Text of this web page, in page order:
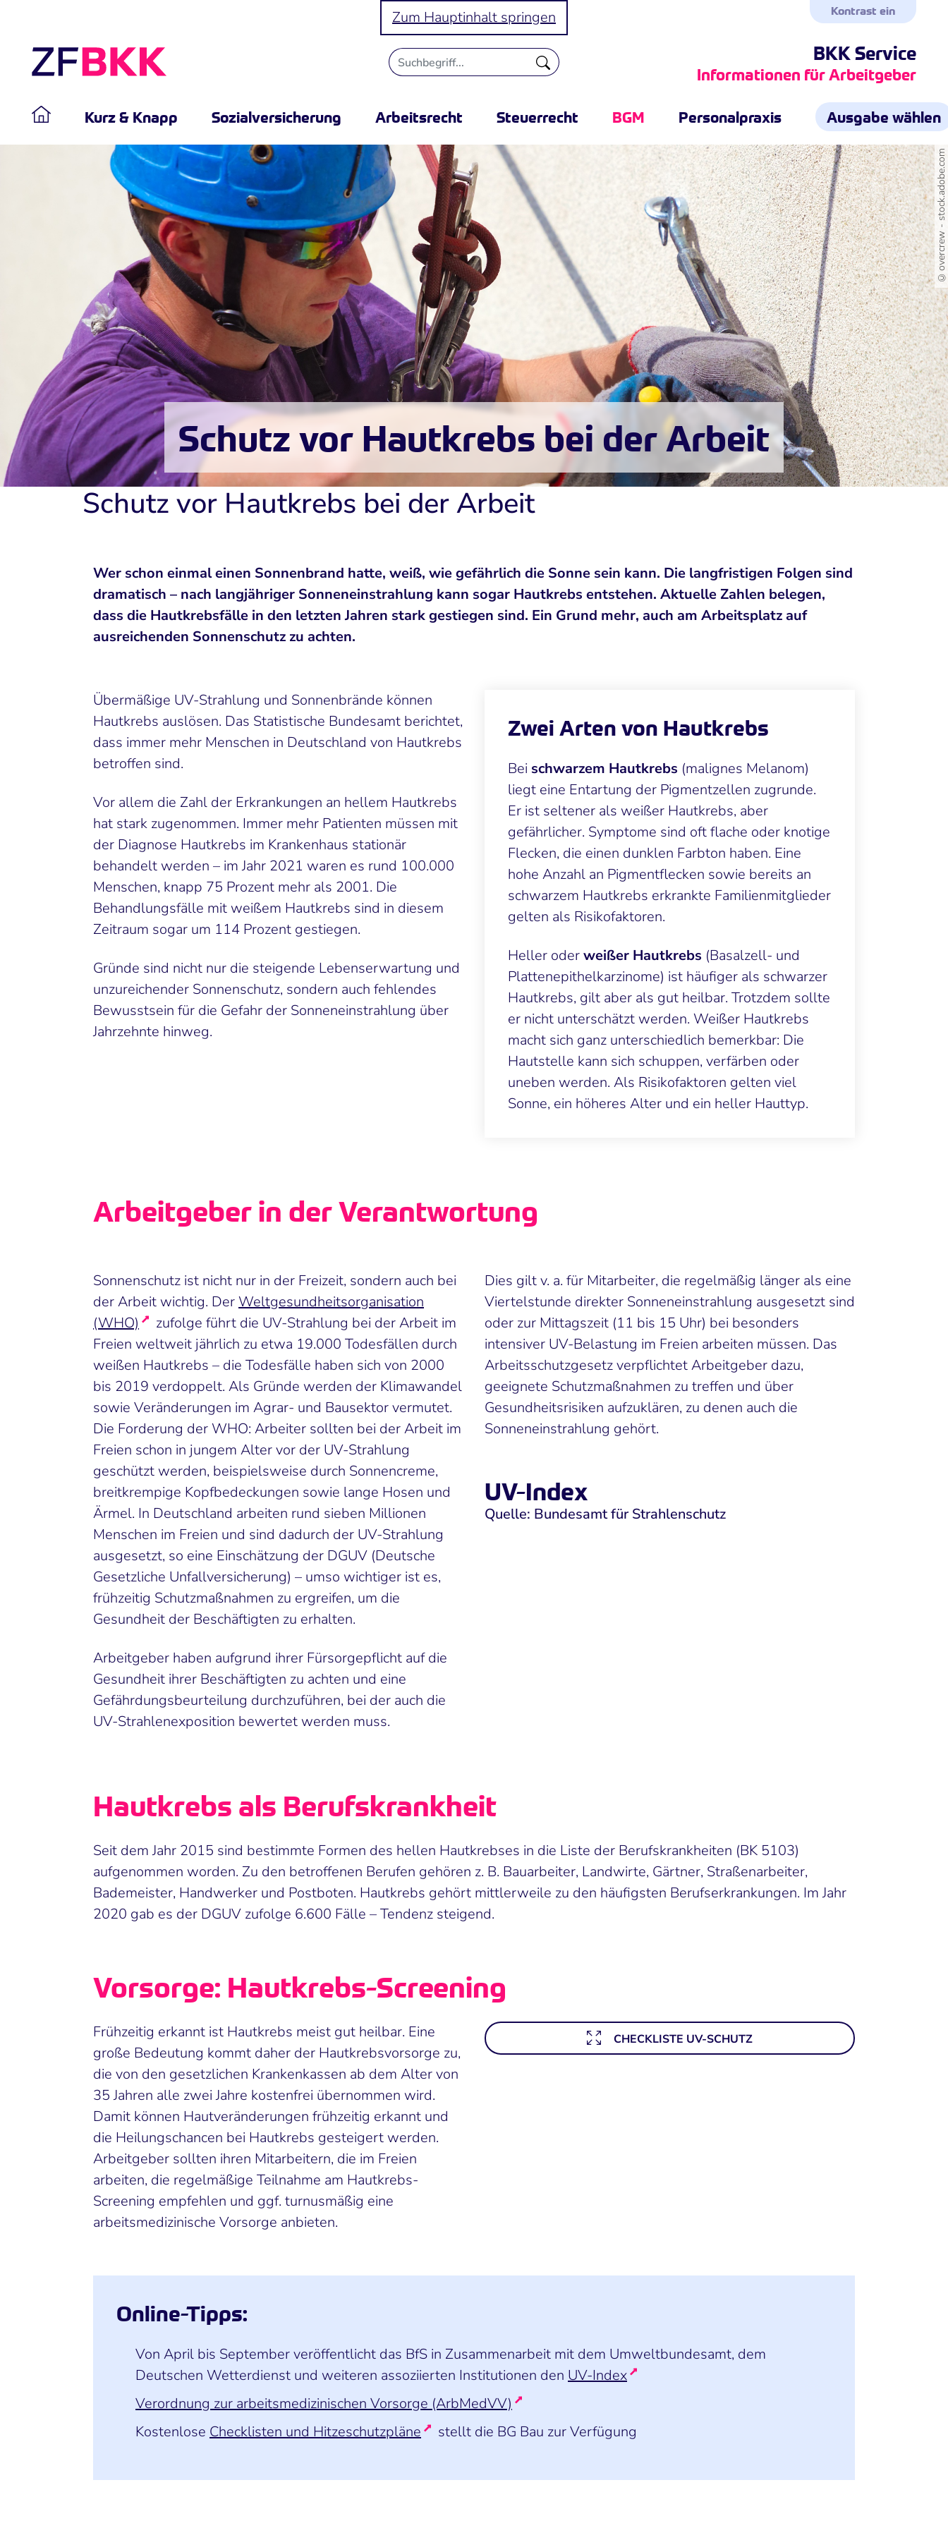
Zum Hauptinhalt springen Kontrast ein
BKK Service
Informationen für Arbeitgeber
Kurz & Knapp Sozialversicherung Arbeitsrecht Steuerrecht BGM Personalpraxis Ausgabe wählen
©overcrew - stock.adobe.com
Schutz vor Hautkrebs bei der Arbeit
Schutz vor Hautkrebs bei der Arbeit
Wer schon einmal einen Sonnenbrand hatte, weiß, wie gefährlich die Sonne sein kann. Die langfristigen Folgen sind
dramatisch – nach langjähriger Sonneneinstrahlung kann sogar Hautkrebs entstehen. Aktuelle Zahlen belegen,
dass die Hautkrebsfälle in den letzten Jahren stark gestiegen sind. Ein Grund mehr, auch am Arbeitsplatz auf
ausreichenden Sonnenschutz zu achten.
Übermäßige UV-Strahlung und Sonnenbrände können
Hautkrebs auslösen. Das Statistische Bundesamt berichtet,
dass immer mehr Menschen in Deutschland von Hautkrebs
betroffen sind.
Vor allem die Zahl der Erkrankungen an hellem Hautkrebs
hat stark zugenommen. Immer mehr Patienten müssen mit
der Diagnose Hautkrebs im Krankenhaus stationär
behandelt werden – im Jahr 2021 waren es rund 100.000
Menschen, knapp 75 Prozent mehr als 2001. Die
Behandlungsfälle mit weißem Hautkrebs sind in diesem
Zeitraum sogar um 114 Prozent gestiegen.
Gründe sind nicht nur die steigende Lebenserwartung und
unzureichender Sonnenschutz, sondern auch fehlendes
Bewusstsein für die Gefahr der Sonneneinstrahlung über
Jahrzehnte hinweg.
Zwei Arten von Hautkrebs
Bei schwarzem Hautkrebs (malignes Melanom)
liegt eine Entartung der Pigmentzellen zugrunde.
Er ist seltener als weißer Hautkrebs, aber
gefährlicher. Symptome sind oft flache oder knotige
Flecken, die einen dunklen Farbton haben. Eine
hohe Anzahl an Pigmentflecken sowie bereits an
schwarzem Hautkrebs erkrankte Familienmitglieder
gelten als Risikofaktoren.
Heller oderweißer Hautkrebs (Basalzell- und
Plattenepithelkarzinome) ist häufiger als schwarzer
Hautkrebs, gilt aber als gut heilbar. Trotzdem sollte
er nicht unterschätzt werden. Weißer Hautkrebs
macht sich ganz unterschiedlich bemerkbar: Die
Hautstelle kann sich schuppen, verfärben oder
uneben werden. Als Risikofaktoren gelten viel
Sonne, ein höheres Alter und ein heller Hauttyp.
Arbeitgeber in der Verantwortung
Sonnenschutz ist nicht nur in der Freizeit, sondern auch bei
der Arbeit wichtig. DerWeltgesundheitsorganisation
(WHO)
zufolge führt die UV-Strahlung bei der Arbeit im
Freien weltweit jährlich zu etwa 19.000 Todesfällen durch
weißen Hautkrebs – die Todesfälle haben sich von 2000
bis 2019 verdoppelt. Als Gründe werden der Klimawandel
sowie Veränderungen im Agrar- und Bausektor vermutet.
Die Forderung der WHO: Arbeiter sollten bei der Arbeit im
Freien schon in jungem Alter vor der UV-Strahlung
geschützt werden, beispielsweise durch Sonnencreme,
breitkrempige Kopfbedeckungen sowie lange Hosen und
Ärmel. In Deutschland arbeiten rund sieben Millionen
Menschen im Freien und sind dadurch der UV-Strahlung
ausgesetzt, so eine Einschätzung der DGUV (Deutsche
Gesetzliche Unfallversicherung) – umso wichtiger ist es,
frühzeitig Schutzmaßnahmen zu ergreifen, um die
Gesundheit der Beschäftigten zu erhalten.
Arbeitgeber haben aufgrund ihrer Fürsorgepflicht auf die
Gesundheit ihrer Beschäftigten zu achten und eine
Gefährdungsbeurteilung durchzuführen, bei der auch die
UV-Strahlenexposition bewertet werden muss.
Dies gilt v. a. für Mitarbeiter, die regelmäßig länger als eine
Viertelstunde direkter Sonneneinstrahlung ausgesetzt sind
oder zur Mittagszeit (11 bis 15 Uhr) bei besonders
intensiver UV-Belastung im Freien arbeiten müssen. Das
Arbeitsschutzgesetz verpflichtet Arbeitgeber dazu,
geeignete Schutzmaßnahmen zu treffen und über
Gesundheitsrisiken aufzuklären, zu denen auch die
Sonneneinstrahlung gehört.
UV-Index
Quelle: Bundesamt für Strahlenschutz
Hautkrebs als Berufskrankheit
Seit dem Jahr 2015 sind bestimmte Formen des hellen Hautkrebses in die Liste der Berufskrankheiten (BK 5103)
aufgenommen worden. Zu den betroffenen Berufen gehören z. B. Bauarbeiter, Landwirte, Gärtner, Straßenarbeiter,
Bademeister, Handwerker und Postboten. Hautkrebs gehört mittlerweile zu den häufigsten Berufserkrankungen. Im Jahr
2020 gab es der DGUV zufolge 6.600 Fälle – Tendenz steigend.
Vorsorge: Hautkrebs-Screening
Frühzeitig erkannt ist Hautkrebs meist gut heilbar. Eine
große Bedeutung kommt daher der Hautkrebsvorsorge zu,
die von den gesetzlichen Krankenkassen ab dem Alter von
35 Jahren alle zwei Jahre kostenfrei übernommen wird.
Damit können Hautveränderungen frühzeitig erkannt und
die Heilungschancen bei Hautkrebs gesteigert werden.
Arbeitgeber sollten ihren Mitarbeitern, die im Freien
arbeiten, die regelmäßige Teilnahme am Hautkrebs-
Screening empfehlen und ggf. turnusmäßig eine
arbeitsmedizinische Vorsorge anbieten.
CHECKLISTE UV-SCHUTZ
Online-Tipps:
Von April bis September veröffentlicht das BfS in Zusammenarbeit mit dem Umweltbundesamt, dem
Deutschen Wetterdienst und weiteren assoziierten Institutionen den UV-Index
Verordnung zur arbeitsmedizinischen Vorsorge (ArbMedVV)
Kostenlose Checklisten und Hitzeschutzpläne stellt die BG Bau zur Verfügung